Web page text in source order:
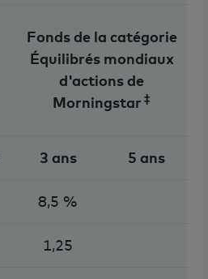
Fonds de la catégorie
Équilibrés mondiaux
d'actions de
Morningstar ‡
3 ans 5 ans
8,5 %
1,25